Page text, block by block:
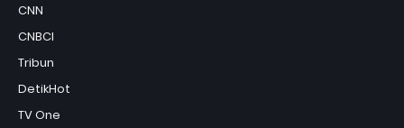
CNN
CNBCI
Tribun
DetikHot
TV One